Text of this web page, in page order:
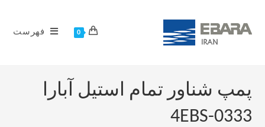
0 فهرست
پمپ شناور تمام استیل آبارا
4EBS-0333